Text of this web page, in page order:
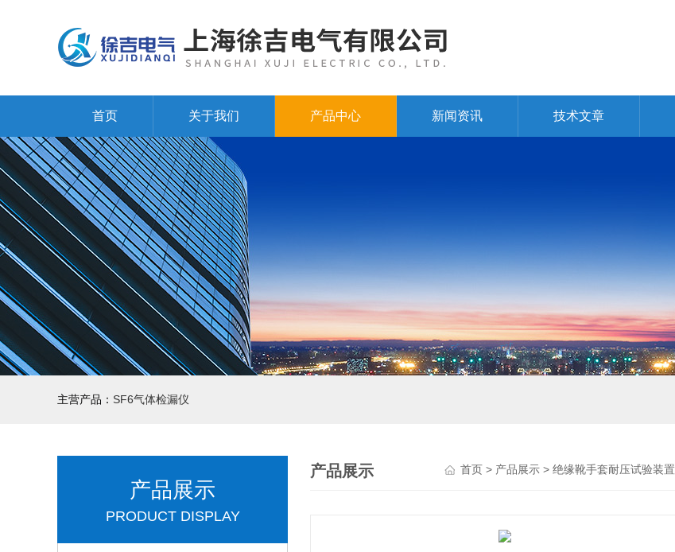
首页 关于我们 产品中心 新闻资讯 技术文章
主营产品： SF6气体检漏仪
产品展示
PRODUCT DISPLAY
产品展示 首页 > 产品展示 > 绝缘靴手套耐压试验装置